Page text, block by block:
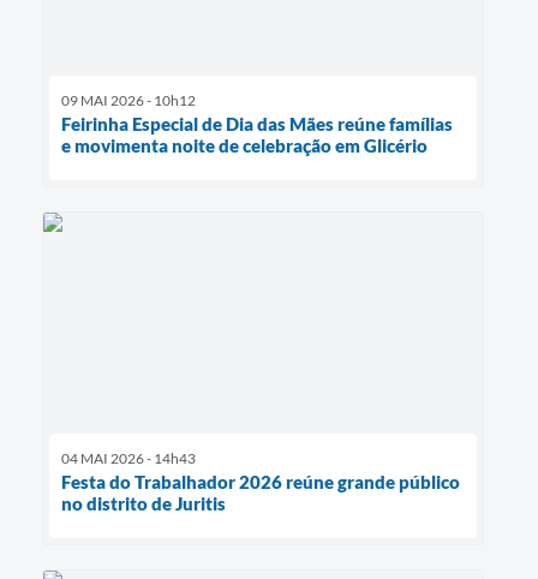
09 MAI 2026 - 10h12
Feirinha Especial de Dia das Mães reúne famílias
e movimenta noite de celebração em Glicério
04 MAI 2026 - 14h43
Festa do Trabalhador 2026 reúne grande público
no distrito de Juritis